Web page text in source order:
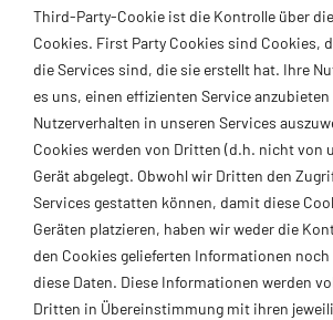
Third-Party-Cookie ist die Kontrolle über
Cookies. First Party Cookies sind Cookies,
die Services sind, die sie erstellt hat. Ihre
es uns, einen effizienten Service
Nutzerverhalten in unseren Services
Cookies werden von Dritten (d.h. nicht von
Gerät abgelegt. Obwohl wir Dritten den
Services gestatten können, damit diese
Geräten platzieren, haben wir weder die
den Cookies gelieferten Informationen
diese Daten. Diese Informationen werden
Dritten in Übereinstimmung mit ihren